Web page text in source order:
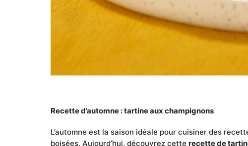
Recette d’automne : tartine aux champignons
L’automne est la saison idéale pour cuisiner des
boisées. Aujourd’hui, découvrez cette recette de